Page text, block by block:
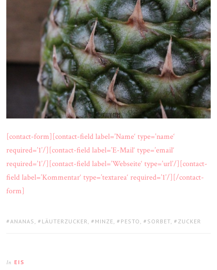
[contact-form][contact-field label=’Name‘ type=’name‘
required=’1’/][contact-field label=’E-Mail‘ type=’email‘
required=’1’/][contact-field label=’Webseite‘ type=’url’/][contact-
field label=’Kommentar‘ type=’textarea‘ required=’1’/][/contact-
form]
TAGS:
ANANAS , LÄUTERZUCKER , MINZE , PESTO , SORBET , ZUCKER
In EIS